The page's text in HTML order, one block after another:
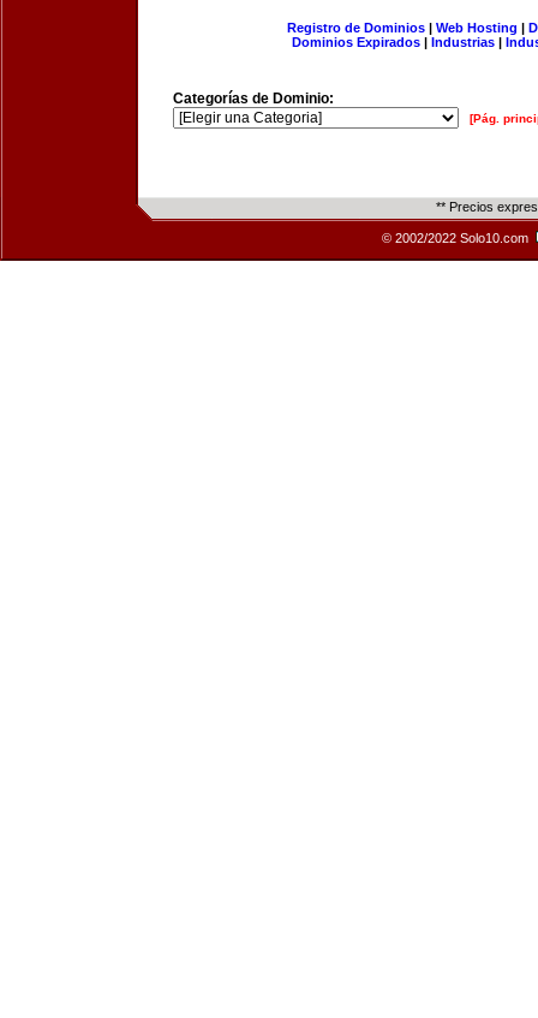
Registro de Dominios| Web Hosting |
Dominios Expirados | Industrias |
Categorías de Dominio:
[Pág.
** Precios
© 2002/2022 Solo10.com